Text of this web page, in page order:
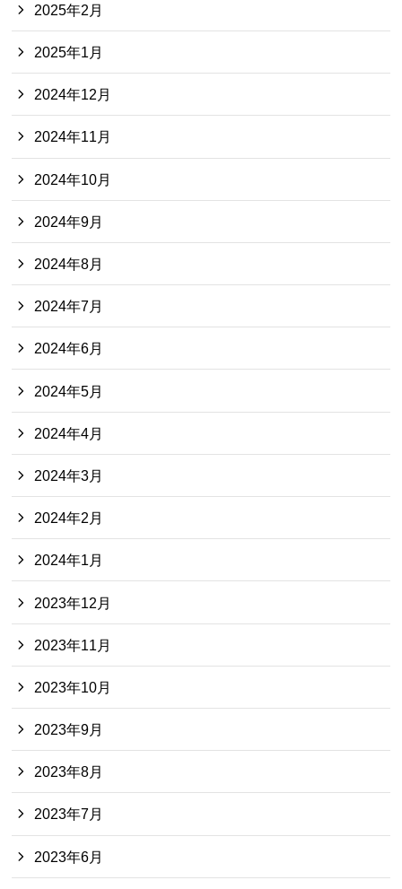
2025年2月
2025年1月
2024年12月
2024年11月
2024年10月
2024年9月
2024年8月
2024年7月
2024年6月
2024年5月
2024年4月
2024年3月
2024年2月
2024年1月
2023年12月
2023年11月
2023年10月
2023年9月
2023年8月
2023年7月
2023年6月